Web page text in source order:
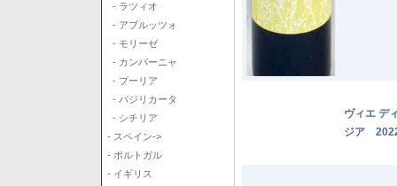
- ラツィオ
- アブルッツォ
- モリーゼ
- カンパーニャ
- プーリア
- バジリカータ
- シチリア
- スペイン->
- ポルトガル
- イギリス
ヴィエ デ
ジア